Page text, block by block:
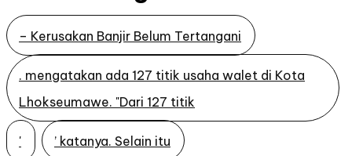
– Kerusakan Banjir Belum Tertangani
. mengatakan ada 127 titik usaha walet di Kota
Lhokseumawe. "Dari 127 titik
' ’ katanya. Selain itu